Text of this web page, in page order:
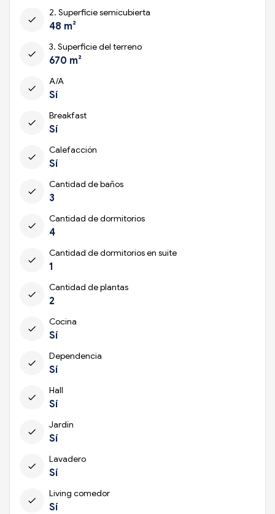
check
2. Superficie semicubierta
48 m²
check
3. Superficie del terreno
670 m²
check
A/A
Sí
check
Breakfast
Sí
check
Calefacción
Sí
check
Cantidad de baños
3
check
Cantidad de dormitorios
4
check
Cantidad de dormitorios en suite
1
check
Cantidad de plantas
2
check
Cocina
Sí
check
Dependencia
Sí
check
Hall
Sí
check
Jardín
Sí
check
Lavadero
Sí
check
Living comedor
Sí